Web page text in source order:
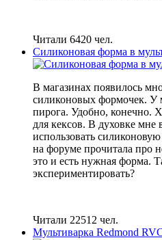
Читали 6420 чел.
Силиконовая форма в
В магазинах появилось
силиконовых формочек. У
пирога. Удобно, конечно.
для кексов. В духовке мне
использовать
на форуме прочитала про
это и есть нужная форма.
экспериментировать?
Читали 22512 чел.
Мультиварка Redmond